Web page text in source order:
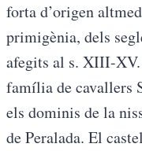
forta d’origen
primigènia, dels
afegits al s. XIII-
família de cavallers
els dominis de la
de Peralada. El